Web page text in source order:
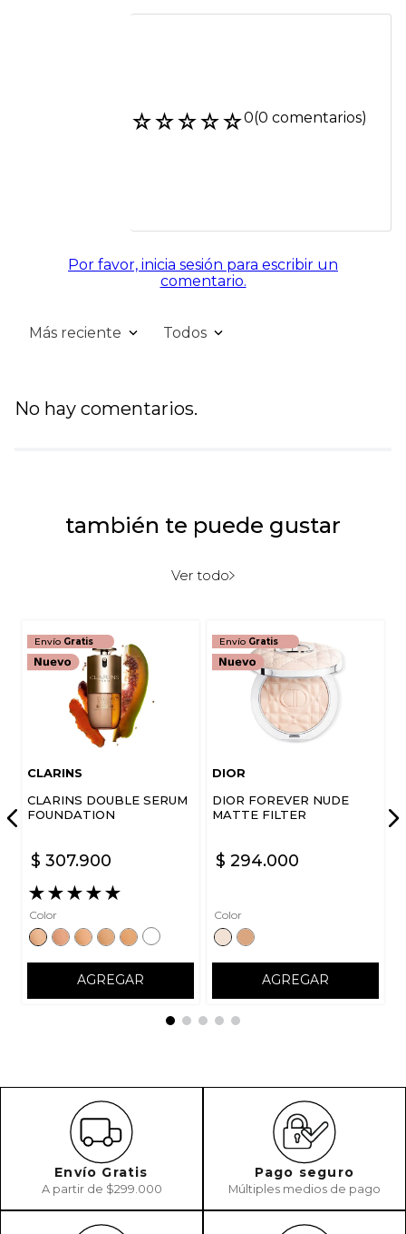
☆☆☆☆☆0(0 comentarios)
Por favor, inicia sesión para escribir un
comentario.
Más reciente Todos
No hay comentarios.
también te puede gustar
Ver todo
Envío Gratis
CLARINS
CLARINS DOUBLE SERUM
FOUNDATION
$ 307.900
★★★★★
Color
AGREGAR
Envío Gratis
DIOR
DIOR FOREVER NUDE
MATTE FILTER
$ 294.000
Color
AGREGAR
Envío Gratis
A partir de $299.000
Pago seguro
Múltiples medios de pago